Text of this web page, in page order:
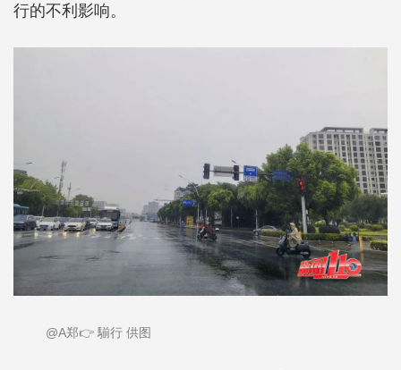
行的不利影响。
@A郑👉 騚行 供图